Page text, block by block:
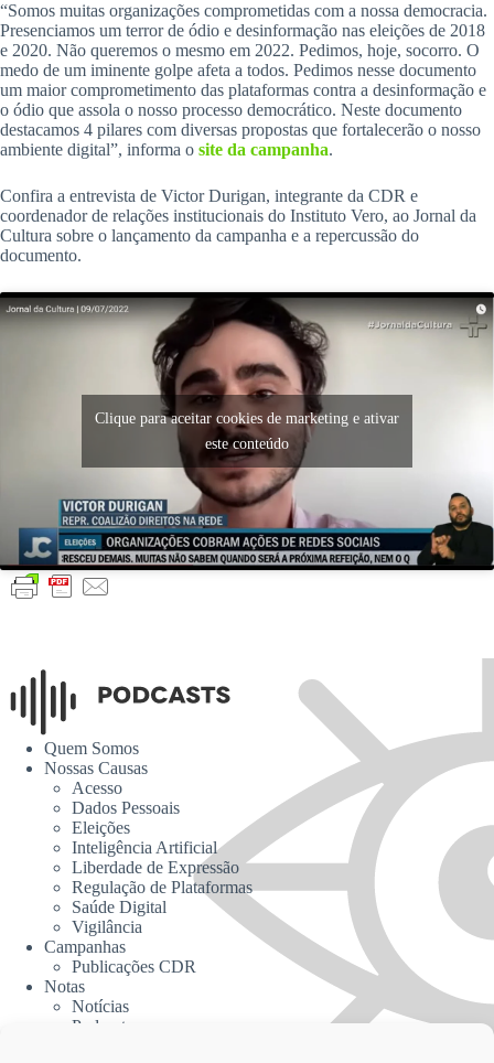
“Somos muitas organizações comprometidas com a nossa democracia.
Presenciamos um terror de ódio e desinformação nas eleições de 2018
e 2020. Não queremos o mesmo em 2022. Pedimos, hoje, socorro. O
medo de um iminente golpe afeta a todos. Pedimos nesse documento
um maior comprometimento das plataformas contra a desinformação e
o ódio que assola o nosso processo democrático. Neste documento
destacamos 4 pilares com diversas propostas que fortalecerão o nosso
ambiente digital”, informa o site da campanha.
Confira a entrevista de Victor Durigan, integrante da CDR e
coordenador de relações institucionais do Instituto Vero, ao Jornal da
Cultura sobre o lançamento da campanha e a repercussão do
documento.
Clique para aceitar cookies de marketing e ativar
este conteúdo
Quem Somos
Nossas Causas
Acesso
Dados Pessoais
Eleições
Inteligência Artificial
Liberdade de Expressão
Regulação de Plataformas
Saúde Digital
Vigilância
Campanhas
Publicações CDR
Notas
Notícias
Podcasts